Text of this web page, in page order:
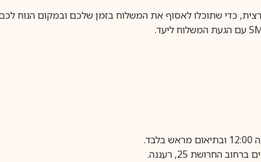
כדי שתוכלו לאסוף את המשלוח בזמן שלכם ובמקום הנוח
עם הגעת המשלוח ליעד.
החרושת 25, רעננה.